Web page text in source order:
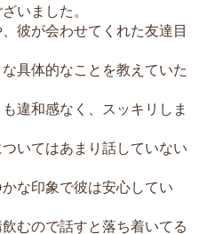
いました。
彼が会わせてくれた友達目
具体的なことを教えていた
違和感なく、スッキリしま
いてはあまり話していない
な印象で彼は安心してい
むので話すと落ち着いてる